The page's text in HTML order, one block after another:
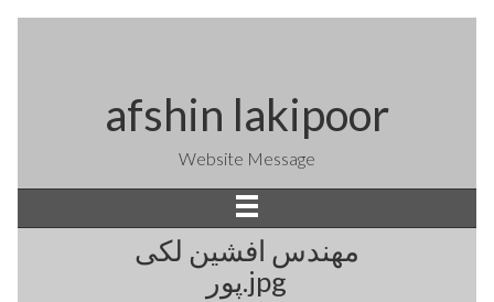
afshin lakipoor
Website Message
مهندس افشین لکی
پور.jpg